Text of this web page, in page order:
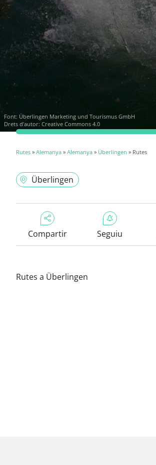
Font: Überlingen Marketing und Tourismus GmbH
Drets d'autor: Creative Commons 4.0
Rutes » Alemanya » Alemanya » Überlingen » Rutes
Überlingen
Compartir Seguiu
Rutes a Überlingen